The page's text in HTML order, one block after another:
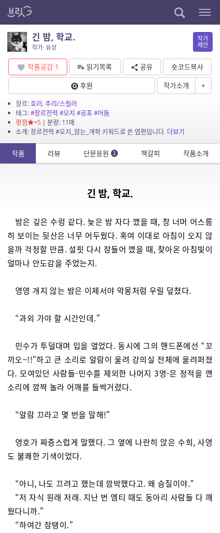
긴 밤, 학교.
작가: 유상
작가
제안
작품공감 1 읽기목록 공유
숏코드복사
후원
작가소개 +
장르:호러,추리/스릴러
태그:#장르전력 #오지 #공포#어둠
평점
×5| 분량: 11매
소개: 장르전력 #오지_않는_개학 키워드로 쓴 엽편입니다. 더보기
작품 리뷰 단문응원 1 책갈피 작품소개
긴 밤, 학교.
밤은 깊은 수렁 같다. 늦은 밤 자다 깼을 때, 창 너머 어스름
히 보이는 뒷산은 너무 어두웠다. 혹여 이대로 아침이 오지 않
을까 걱정할 만큼. 설핏 다시 잠들어 깼을 때, 찾아온 아침빛이
얼마나 안도감을 주었는지.
영영 개지 않는 밤은 이제서야 악몽처럼 우릴 덮쳤다.
“과외 가야 할 시간인데.”
민수가 투덜대며 입을 열었다. 동시에 그의 핸드폰에선 “꼬
끼오~!!”하고 큰 소리로 알람이 울려 강의실 전체에 울려퍼졌
다. 모여있던 사람들-민수를 제외한 나머지 3명-은 정적을 깬
소리에 깜짝 놀라 어깨를 들썩거렸다.
“알람 끄라고 몇 번을 말해!”
영호가 짜증스럽게 말했다. 그 옆에 나란히 앉은 수희, 사영
도 불쾌한 기색이었다.
“아니, 나도 끄려고 했는데 깜박했다고. 왜 승질이야.”
“저 자식 원래 저래. 지난 번 엠티 때도 동아리 사람들 다 깨
웠다니까.”
“하여간 잠탱이.”